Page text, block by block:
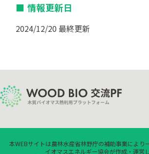
情報更新日
2024/12/20 最終更新
本WEBサイトは農林水産省林野庁の補助事業により
イオマスエネルギー協会が作成・運営